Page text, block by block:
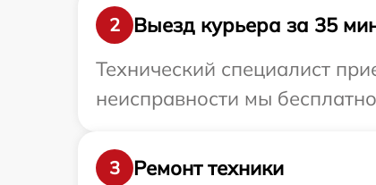
2
Выезд курьера за 35
Технический специалист
неисправности мы
3
Ремонт техники